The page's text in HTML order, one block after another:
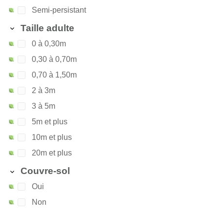
Semi-persistant
Taille adulte
0 à 0,30m
0,30 à 0,70m
0,70 à 1,50m
2 à 3m
3 à 5m
5m et plus
10m et plus
20m et plus
Couvre-sol
Oui
Non